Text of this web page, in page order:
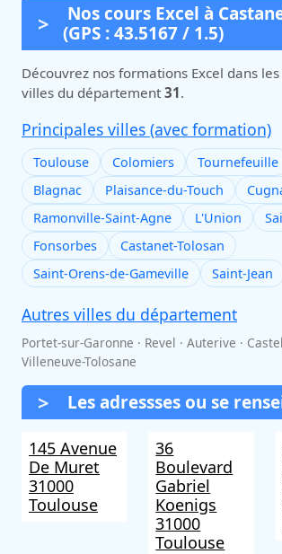
Nos cours Excel à
(GPS : 43.5167 / 1.5)
Découvrez nos formations Excel dans
villes du département 31.
Principales villes (avec formation)
Toulouse Colomiers Tournefeuille
Blagnac
Plaisance-du-Touch
Ramonville-Saint-Agne
L'Union
Fonsorbes
Castanet-Tolosan
Saint-Orens-de-Gameville
Saint-Jean
Autres villes du département
Portet-sur-Garonne · Revel · Auterive ·
Villeneuve-Tolosane
Les adressses ou se
145 Avenue
De Muret
31000
Toulouse
36
Boulevard
Gabriel
Koenigs
31000
Toulouse